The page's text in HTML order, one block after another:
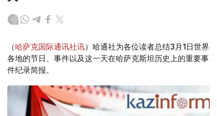
（哈萨克国际通讯社讯）哈通社为各位读者总结3月1日世界
各地的节日、事件以及这一天在哈萨克斯坦历史上的重要事
件纪录简报。